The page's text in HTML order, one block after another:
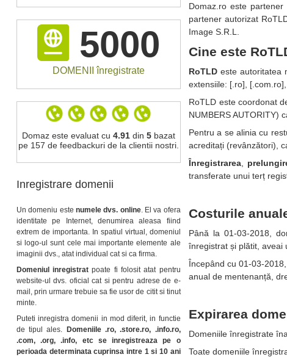
5000
DOMENII înregistrate
Domaz este evaluat cu 4.91din 5bazat
pe 157 de feedbackuri de la clientii nostri.
Domaz.ro este
partener autorizat
Image S.R.L.
Cine este
RoTLD este autoritatea
extensiile: [.ro],
RoTLD este coordonat
NUMBERS AUTORITY)
Pentru a se alinia cu
acreditați (revânzători),
Înregistrarea
transferate unui terț
Costurile
Până la 01-03-2018,
înregistrat și plătit, aveai
Începând cu 01-03-
anual de mentenanță,
Expirarea
Domeniile înregistrate
Toate domeniile
Inregistrare domenii
Un domeniu este numele dvs. online. El va ofera
identitate pe Internet, denumirea aleasa fiind
extrem de importanta. In spatiul virtual, domeniul
si logo-ul sunt cele mai importante elemente ale
imaginii dvs., atat individual cat si ca firma.
Domeniul inregistrat poate fi folosit atat pentru
website-ul dvs. oficial cat si pentru adrese de e-
mail, prin urmare trebuie sa fie usor de citit si tinut
minte.
Puteti inregistra domenii in mod diferit, in functie
de tipul ales. Domeniile .ro, .store.ro, .info.ro,
.com, .org, .info, etc se inregistreaza pe o
perioada determinata cuprinsa intre 1 si 10 ani